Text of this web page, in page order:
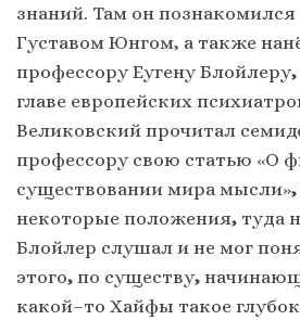
знаний. Там он
Густавом Юнгом, а также
профессору Еугену Блойлеру,
главе европейских
Великовский прочитал
профессору свою статью «О
существовании мира мысли»,
некоторые положения, туда
Блойлер слушал и не мог
этого, по существу,
какой–то Хайфы такое